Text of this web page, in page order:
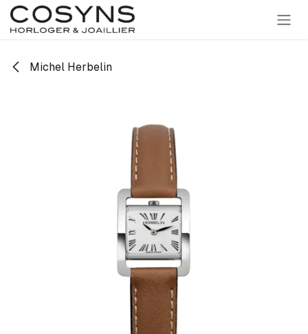
SE RENDRE AU CONTENU
Michel Herbelin